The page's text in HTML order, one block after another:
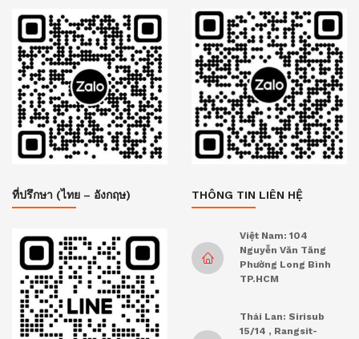
ที่ปรึกษา (ไทย – อังกฤษ) THÔNG TIN LIÊN HỆ
Việt Nam: 104
Nguyễn Văn Tăng
Phường Long Bình
TP.HCM
Thái Lan: Sirisub
15/14 , Rangsit-